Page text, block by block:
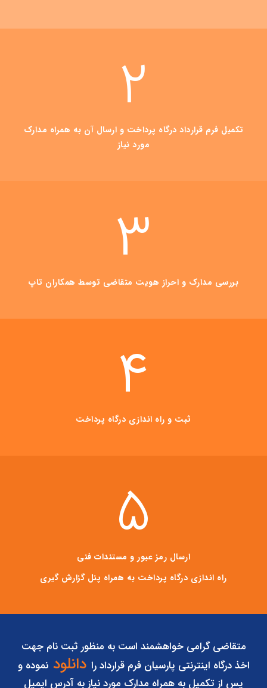
2
تکمیل فرم قرارداد درگاه پرداخت و ارسال آن به همراه مدارک
مورد نیاز
3
بررسی مدارک و احراز هویت متقاضی توسط همکاران تاپ
4
ثبت و راه اندازی درگاه پرداخت
5
ارسال رمز عبور و مستندات فنی
راه اندازی درگاه پرداخت به همراه پنل گزارش گیری
متقاضی گرامی خواهشمند است به منظور ثبت نام جهت
اخذ درگاه اینترنتی پارسیان فرم قرارداد را دانلودنموده و
پس از تکمیل به همراه مدارک مورد نیاز به آدرس ایمیل